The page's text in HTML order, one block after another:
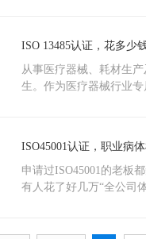
确认是否仍为有效；记
企业固定工作安排，预
及时发现并追责。证书
企业人员少、流程简单
中大型企业部门多、流
些。 前期准备是否充分
特别注意：不是拿到证
为“年度体检”，目的是
才能继续正常使用。如
失效了，只能重新申请
ISO 13485认证，花多少
从事医疗器械、耗材生
生。作为医疗器械行业
并非标准化商品，其费用
价的主要因素包括：企
询服务成本等。 上述变
一般由企业另行承担。
ISO45001认证，职业病
申请过ISO45001的老板
有人花了好几万“全公司